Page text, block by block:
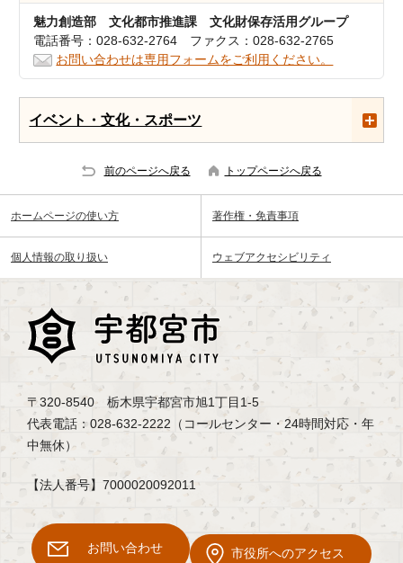
魅力創造部 文化都市推進課 文化財保存活用グループ
電話番号：028-632-2764 ファクス：028-632-2765
お問い合わせは専用フォームをご利用ください。
イベント・文化・スポーツ
前のページへ戻る トップページへ戻る
ホームページの使い方 著作権・免責事項
個人情報の取り扱い ウェブアクセシビリティ
〒320-8540 栃木県宇都宮市旭1丁目1-5
代表電話：028-632-2222（コールセンター・24時間対応・年
中無休）
【法人番号】7000020092011
お問い合わせ 市役所へのアクセス